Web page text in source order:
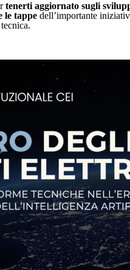
tenerti aggiornato sugli
le tappe dell’importante